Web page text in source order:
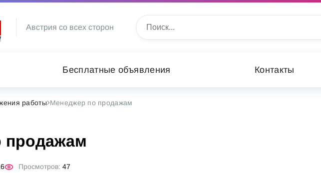
Австрия со всех сторон
Бесплатные объявления Контакты
работы Менеджер по продажам
продажам
Просмотров: 47